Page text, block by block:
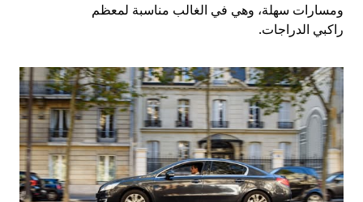
ومسارات سهلة، وهي في الغالب مناسبة لمعظم
راكبي الدراجات.